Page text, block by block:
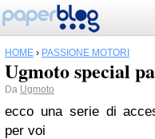
HOME › PASSIONE MOTORI
Ugmoto special
Da Ugmoto
ecco una serie di
per voi